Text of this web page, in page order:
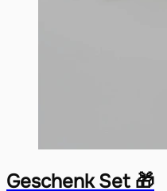
Geschenk Set 🎁